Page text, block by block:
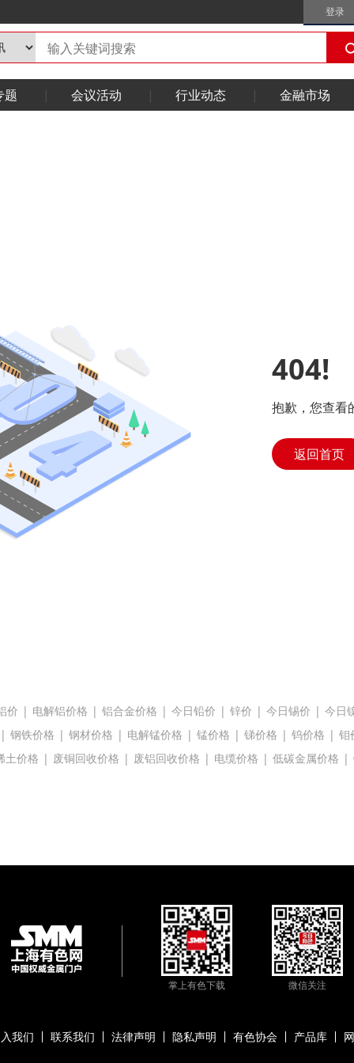
登录
题 会议活动 行业动态 金融市场
404!
抱歉，您查看
返回首页
价 | 电解铝价格 | 铝合金价格 | 今日铅价 | 锌价 | 今日锡价 | 今日
| 钢铁价格 | 钢材价格 | 电解锰价格 | 锰价格 | 锑价格 | 钨价格 | 钼
土价格 | 废铜回收价格 | 废铝回收价格 | 电缆价格 | 低碳金属价格 |
掌上有色下载 微信关注
我们 联系我们 法律声明 隐私声明 有色协会 产品库